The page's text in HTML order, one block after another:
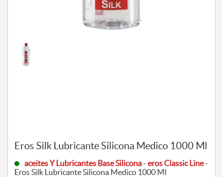
Eros Silk Lubricante Silicona Medico 1000 Ml
aceites Y Lubricantes Base Silicona- eros Classic Line-
Eros Silk Lubricante Silicona Medico 1000 Ml